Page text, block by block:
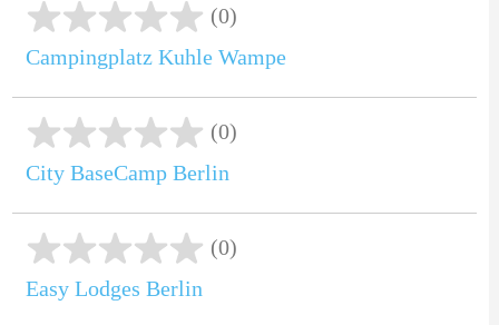
(0)
Campingplatz Kuhle Wampe
(0)
City BaseCamp Berlin
(0)
Easy Lodges Berlin